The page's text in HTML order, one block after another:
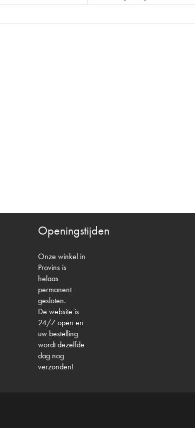
Openingstijden
Onze winkel in
Provins is
helaas
permanent
gesloten.
De website is
24/7 open en
uw bestelling
wordt dezelfde
dag nog
verzonden!